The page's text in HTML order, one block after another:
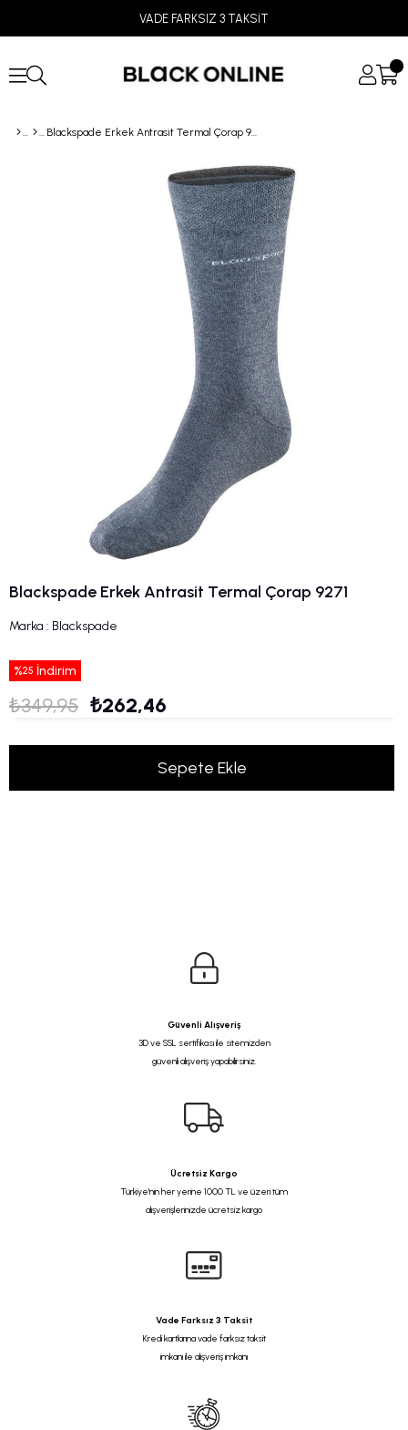
VADE FARKSIZ 3 TAKSİT
Blackspade Erkek Antrasit Termal Çorap 9271
Blackspade Erkek Antrasit Termal Çorap 9271
Marka : Blackspade
%25 İndirim
₺349,95 ₺262,46
Güvenli Alışveriş
3D ve SSL sertifikası ile sitemizden
güvenli alışveriş yapabilirsiniz.
Ücretsiz Kargo
Türkiye'nin her yerine 1000 TL ve üzeri tüm
alışverişlerinizde ücretsiz kargo
Vade Farksız 3 Taksit
Kredi kartlarına vade farksız taksit
imkanı ile alışveriş imkanı